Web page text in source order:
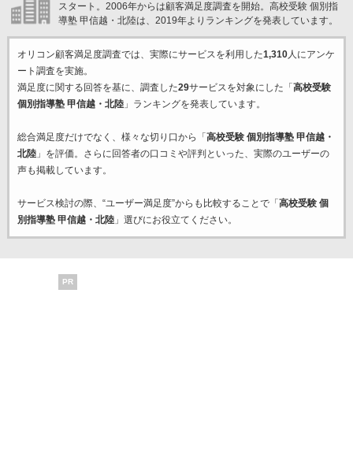
スタート。2006年からは顧客満足度調査を開始。高校受験 個別指
導塾 甲信越・北陸は、2019年よりランキングを発表しています。
オリコン顧客満足度調査では、実際にサービスを利用した1,310人にアンケ
ート調査を実施。
満足度に関する回答を基に、調査した29サービスを対象にした「 高校受験
個別指導塾 甲信越・北陸」ランキングを発表しています。
総合満足度だけでなく、様々な切り口から「 高校受験 個別指導塾 甲信越・
北陸」を評価。さらに回答者の口コミや評判といった、実際のユーザーの
声も掲載しています。
サービス検討の際、“ユーザー満足度”からも比較することで「 高校受験 個
別指導塾 甲信越・北陸」選びにお役立てください。
PR